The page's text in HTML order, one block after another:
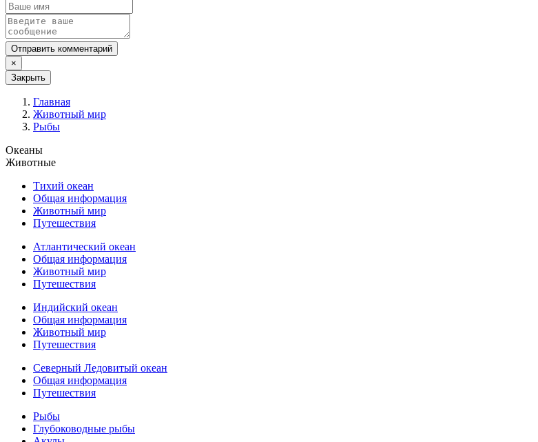
Отправить комментарий
×
Закрыть
Главная
Животный мир
Рыбы
Океаны
Животные
Тихий океан
Общая информация
Животный мир
Путешествия
Атлантический океан
Общая информация
Животный мир
Путешествия
Индийский океан
Общая информация
Животный мир
Путешествия
Северный Ледовитый океан
Общая информация
Путешествия
Рыбы
Глубоководные рыбы